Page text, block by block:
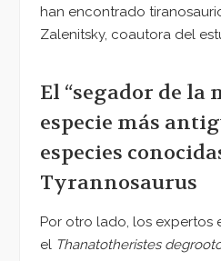
han encontrado
Zalenitsky, coautora del
El “segador de la
especie más
especies
Tyrannosaurus
Por otro lado, los expertos
el Thanatotheristes